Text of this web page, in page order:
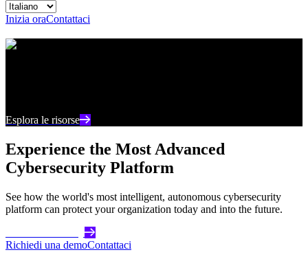
Inizia oraContattaci
Centro risorse
Esplora le risorse
Experience the Most Advanced
Cybersecurity Platform
See how the world's most intelligent, autonomous cybersecurity
platform can protect your organization today and into the future.
Richiedi una demoContattaci